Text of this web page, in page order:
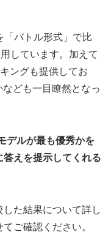
「バトル形式」で比
しています。加えて
ングも提供してお
ども一目瞭然となっ
デルが最も優秀かを
えを提示してくれる
た結果について詳し
ご確認ください。